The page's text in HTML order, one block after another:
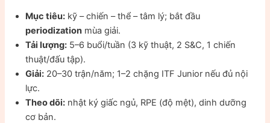
Mục tiêu: kỹ – chiến – thể – tâm lý; bắt đầu
periodization mùa giải.
Tải lượng: 5–6 buổi/tuần (3 kỹ thuật, 2 S&C, 1 chiến
thuật/đấu tập).
Giải: 20–30 trận/năm; 1–2 chặng ITF Junior nếu đủ nội
lực.
Theo dõi: nhật ký giấc ngủ, RPE (độ mệt), dinh dưỡng
cơ bản.